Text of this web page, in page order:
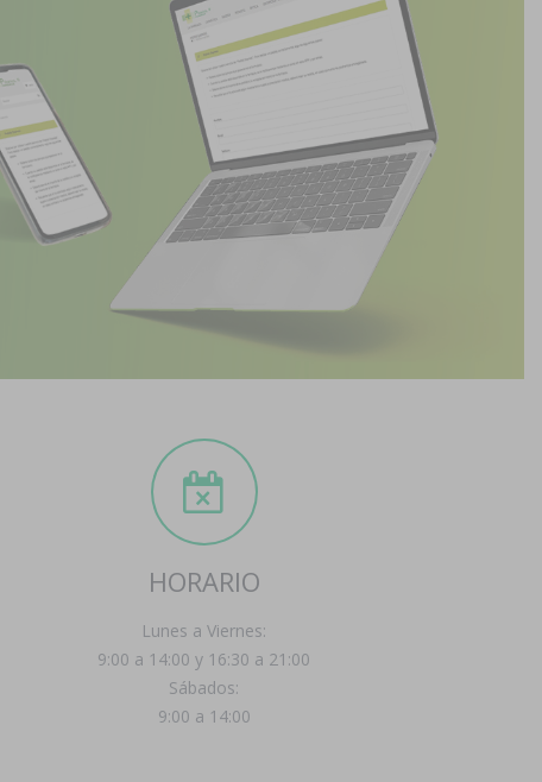
HORARIO
Lunes a Viernes:
9:00 a 14:00 y 16:30 a 21:00
Sábados:
9:00 a 14:00